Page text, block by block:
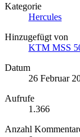
Kategorie
Hercules
Hinzugefügt von
KTM MSS
Datum
26 Februar
Aufrufe
1.366
Anzahl